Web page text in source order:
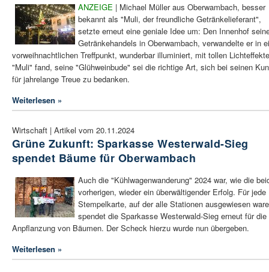
ANZEIGE | Michael Müller aus Oberwambach, besser
bekannt als "Muli, der freundliche Getränkelieferant",
setzte erneut eine geniale Idee um: Den Innenhof
Getränkehandels in Oberwambach, verwandelte er in
vorweihnachtlichen Treffpunkt, wunderbar illuminiert, mit tollen
"Muli" fand, seine "Glühweinbude" sei die richtige Art, sich bei seinen
für jahrelange Treue zu bedanken.
Weiterlesen »
Wirtschaft | Artikel vom 20.11.2024
Grüne Zukunft: Sparkasse Westerwald-Sieg
spendet Bäume für Oberwambach
Auch die "Kühlwagenwanderung" 2024 war, wie die
vorherigen, wieder ein überwältigender Erfolg. Für jede
Stempelkarte, auf der alle Stationen ausgewiesen
spendet die Sparkasse Westerwald-Sieg erneut für die
Anpflanzung von Bäumen. Der Scheck hierzu wurde nun übergeben.
Weiterlesen »